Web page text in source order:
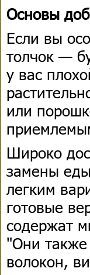
Основы
Если вы
толчок —
у вас
или
Широко
замены
легким
готовые
содержат
"Они также
волокон,